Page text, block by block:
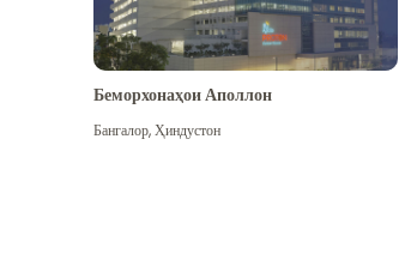
Беморхонаҳои Аполлон
Бангалор,Ҳиндустон